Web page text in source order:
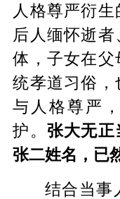
人格尊严衍
后人缅怀逝
体，子女在
统孝道习俗
与人格尊严
护。 张大无正
张二姓名，已
结合当事